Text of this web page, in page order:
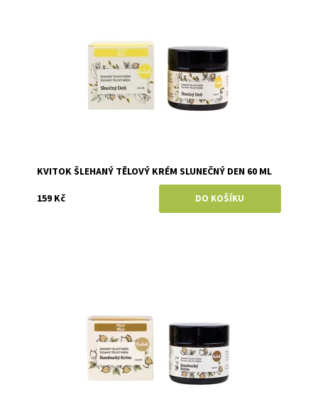
KVITOK ŠLEHANÝ TĚLOVÝ KRÉM SLUNEČNÝ DEN 60 ML
159 Kč